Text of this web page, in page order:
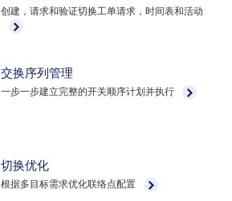
创建，请求和验证切换工单请求，时间表和活动
交换序列管理
一步一步建立完整的开关顺序计划并执行
切换优化
根据多目标需求优化联络点配置